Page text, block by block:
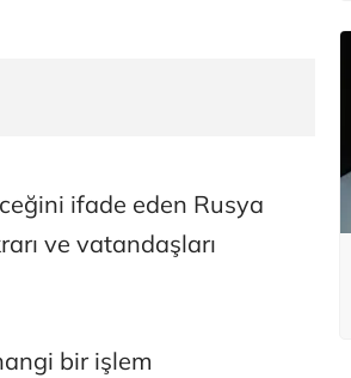
ifade eden Rusya
ve vatandaşları
bir işlem